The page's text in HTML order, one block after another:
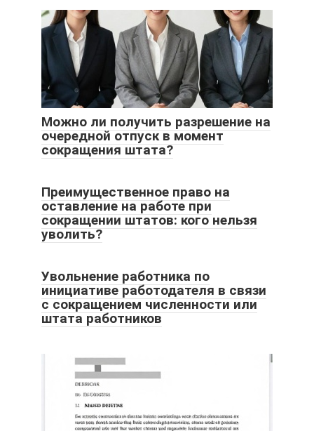
Можно ли получить разрешение на
очередной отпуск в момент
сокращения штата?
Преимущественное право на
оставление на работе при
сокращении штатов: кого нельзя
уволить?
Увольнение работника по
инициативе работодателя в связи
с сокращением численности или
штата работников